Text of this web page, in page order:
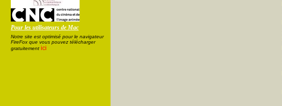
Pour les utilisateurs de Mac
Notre site est optimisé pour le navigateur
FireFox que vous pouvez télécharger
gratuitement ici